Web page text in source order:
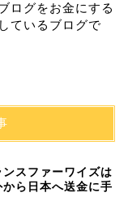
ログをお金にする
ているブログで
スファーワイズは
ら日本へ送金に手